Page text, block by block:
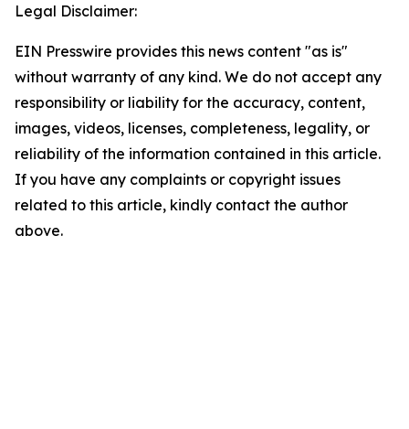
Legal Disclaimer:
EIN Presswire provides this news content "as is"
without warranty of any kind. We do not accept any
responsibility or liability for the accuracy, content,
images, videos, licenses, completeness, legality, or
reliability of the information contained in this article.
If you have any complaints or copyright issues
related to this article, kindly contact the author
above.